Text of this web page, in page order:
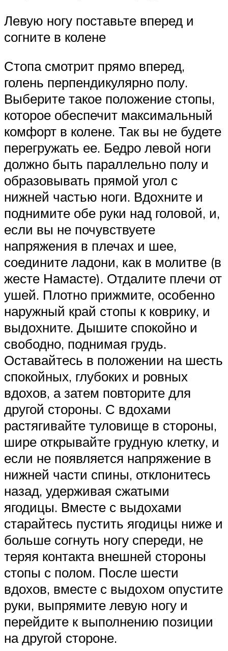
Левую ногу поставьте вперед и
согните в колене
Стопа смотрит прямо вперед,
голень перпендикулярно полу.
Выберите такое положение стопы,
которое обеспечит максимальный
комфорт в колене. Так вы не будете
перегружать ее. Бедро левой ноги
должно быть параллельно полу и
образовывать прямой угол с
нижней частью ноги. Вдохните и
поднимите обе руки над головой, и,
если вы не почувствуете
напряжения в плечах и шее,
соедините ладони, как в молитве (в
жесте Намасте). Отдалите плечи от
ушей. Плотно прижмите, особенно
наружный край стопы к коврику, и
выдохните. Дышите спокойно и
свободно, поднимая грудь.
Оставайтесь в положении на шесть
спокойных, глубоких и ровных
вдохов, а затем повторите для
другой стороны. С вдохами
растягивайте туловище в стороны,
шире открывайте грудную клетку, и
если не появляется напряжение в
нижней части спины, отклонитесь
назад, удерживая сжатыми
ягодицы. Вместе с выдохами
старайтесь пустить ягодицы ниже и
больше согнуть ногу спереди, не
теряя контакта внешней стороны
стопы с полом. После шести
вдохов, вместе с выдохом опустите
руки, выпрямите левую ногу и
перейдите к выполнению позиции
на другой стороне.